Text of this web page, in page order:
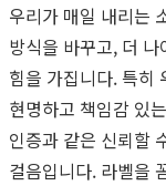
우리가 매일 내리는
방식을 바꾸고, 더
힘을 가집니다. 특히
현명하고 책임감 있
인증과 같은 신뢰할
걸음입니다. 라벨을